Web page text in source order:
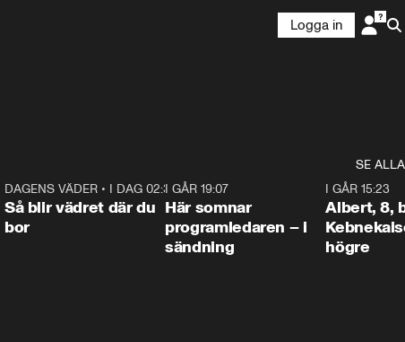
Logga in
SE ALLA
1:06
DAGENS VÄDER• I DAG 02:30
Så blir vädret där du
bor
I GÅR 19:07
Här somnar
programledaren – i
sändning
I GÅR 15:23
Albert, 8,
högre